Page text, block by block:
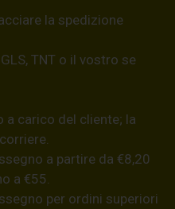
la spedizione
TNT o il vostro se
a carico del cliente; la
a partire da €8,20
a €55.
per ordini superiori